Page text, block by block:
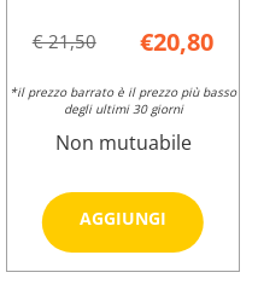
€ 21,50 €20,80
*il prezzo barrato è il prezzo più basso
degli ultimi 30 giorni
Non mutuabile
AGGIUNGI
Aggiungi
DS
CREMA